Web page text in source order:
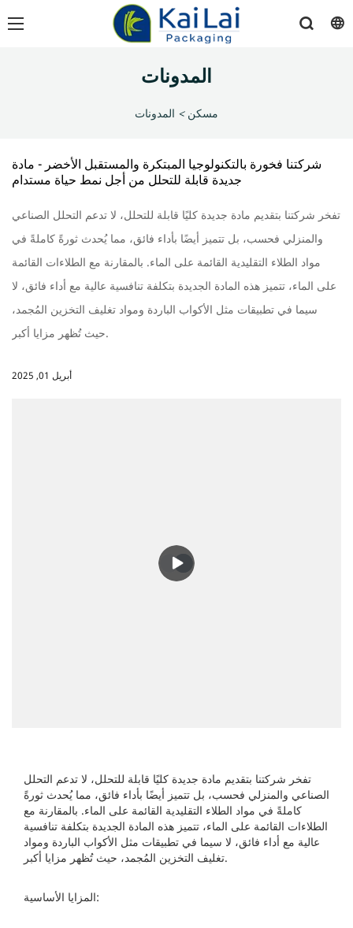
المدونات
مسكن > المدونات
شركتنا فخورة بالتكنولوجيا المبتكرة والمستقبل الأخضر - مادة
جديدة قابلة للتحلل من أجل نمط حياة مستدام
تفخر شركتنا بتقديم مادة جديدة كليًا قابلة للتحلل، لا تدعم التحلل الصناعي
والمنزلي فحسب، بل تتميز أيضًا بأداء فائق، مما يُحدث ثورةً كاملةً في
مواد الطلاء التقليدية القائمة على الماء. بالمقارنة مع الطلاءات القائمة
على الماء، تتميز هذه المادة الجديدة بتكلفة تنافسية عالية مع أداء فائق، لا
سيما في تطبيقات مثل الأكواب الباردة ومواد تغليف التخزين المُجمد،
حيث تُظهر مزايا أكبر.
أبريل 01, 2025
تفخر شركتنا بتقديم مادة جديدة كليًا قابلة للتحلل، لا تدعم التحلل
الصناعي والمنزلي فحسب، بل تتميز أيضًا بأداء فائق، مما يُحدث ثورةً
كاملةً في مواد الطلاء التقليدية القائمة على الماء. بالمقارنة مع
الطلاءات القائمة على الماء، تتميز هذه المادة الجديدة بتكلفة تنافسية
عالية مع أداء فائق، لا سيما في تطبيقات مثل الأكواب الباردة ومواد
تغليف التخزين المُجمد، حيث تُظهر مزايا أكبر.
المزايا الأساسية: